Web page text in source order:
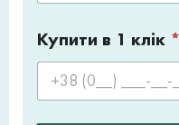
Купити в 1 клік *